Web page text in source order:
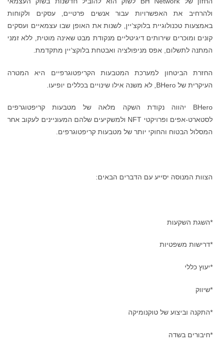
ולהרחיב את האפשרויות עבור אנשים פרטיים, עסקים ולקוחות
באמצעות טכנולוגיית בלוקצ‘יין, לשנות את האופן שבו עצמאיים ועסקים
קונים ומוכרים שירותים דיגיטליים מנקודת מבט שאינה מוטית, ללא זמני
המתנה לתשלום, אפס מניפולציה ואבטחת בלוקצ‘יין מתקדמת.
החזרת הביטחון למערכת המטבעות הקריפטוגרפיים היא המטרה
העיקרית של BHero, לא משנה אילו שינויים בכללים יופיעו.
BHero יהווה נקודת השקה מלאה של מטבעות קריפטוגרפים
לסטארט-אפים ופרויקטי NFT ולמשקיעים שלהם המעוניינים לעקוב אחר
המסלול הבטוח והחוקי יותר של מטבעות קריפטוגרפים.
הצוות המנוסה יסייע עם הדברים הבאים:
*השגת השקעות
*דרישות משפטיות
*יעוץ כללי
*שיווק
*התקנה וביצוע של טוקנומיקה
*חיבורים בשדה